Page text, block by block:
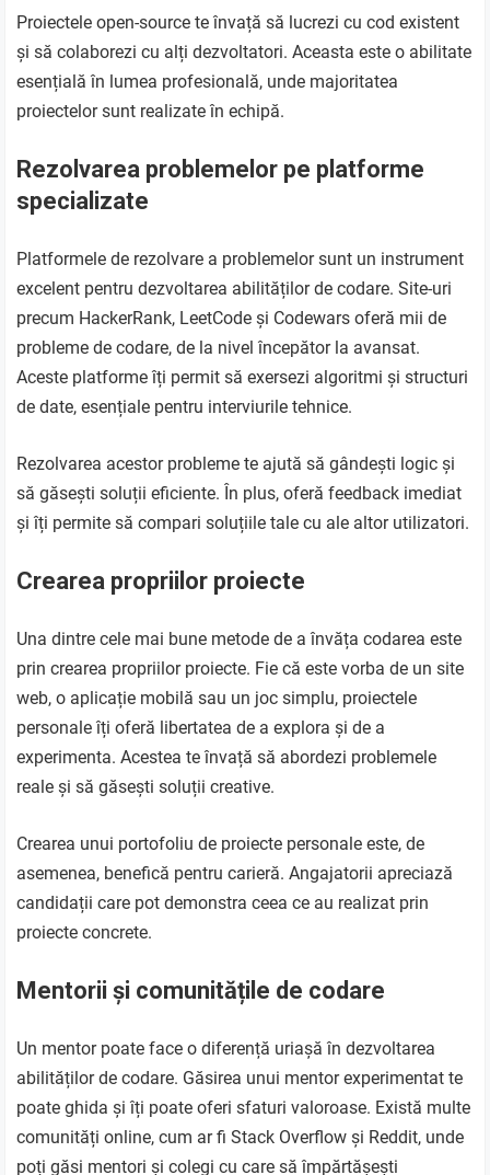
Proiectele open-source te învață să lucrezi cu cod existent
și să colaborezi cu alți dezvoltatori. Aceasta este o abilitate
esențială în lumea profesională, unde majoritatea
proiectelor sunt realizate în echipă.
Rezolvarea problemelor pe platforme
specializate
Platformele de rezolvare a problemelor sunt un instrument
excelent pentru dezvoltarea abilităților de codare. Site-uri
precum HackerRank, LeetCode și Codewars oferă mii de
probleme de codare, de la nivel începător la avansat.
Aceste platforme îți permit să exersezi algoritmi și structuri
de date, esențiale pentru interviurile tehnice.
Rezolvarea acestor probleme te ajută să gândești logic și
să găsești soluții eficiente. În plus, oferă feedback imediat
și îți permite să compari soluțiile tale cu ale altor utilizatori.
Crearea propriilor proiecte
Una dintre cele mai bune metode de a învăța codarea este
prin crearea propriilor proiecte. Fie că este vorba de un site
web, o aplicație mobilă sau un joc simplu, proiectele
personale îți oferă libertatea de a explora și de a
experimenta. Acestea te învață să abordezi problemele
reale și să găsești soluții creative.
Crearea unui portofoliu de proiecte personale este, de
asemenea, benefică pentru carieră. Angajatorii apreciază
candidații care pot demonstra ceea ce au realizat prin
proiecte concrete.
Mentorii și comunitățile de codare
Un mentor poate face o diferență uriașă în dezvoltarea
abilităților de codare. Găsirea unui mentor experimentat te
poate ghida și îți poate oferi sfaturi valoroase. Există multe
comunități online, cum ar fi Stack Overflow și Reddit, unde
poți găsi mentori și colegi cu care să împărtășești